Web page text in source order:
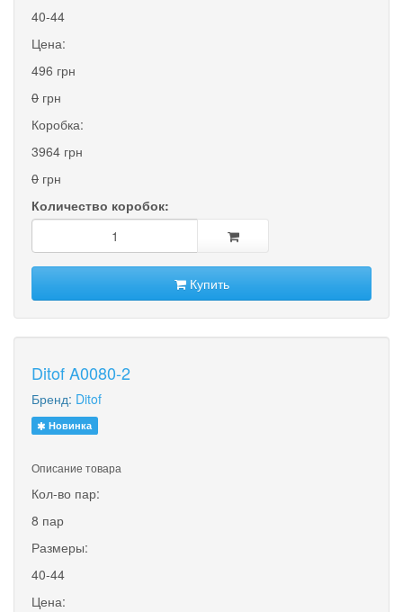
40-44
Цена:
496 грн
0 грн
Коробка:
3964 грн
0 грн
Количество коробок:
Купить
Ditof A0080-2
Бренд: Ditof
Новинка
Описание товара
Кол-во пар:
8 пар
Размеры:
40-44
Цена: